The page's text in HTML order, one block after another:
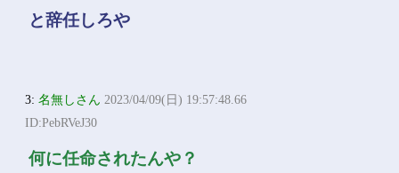
と辞任しろや
3:名無しさん 2023/04/09(日) 19:57:48.66
ID:PebRVeJ30
何に任命されたんや？